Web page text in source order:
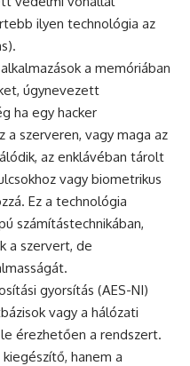
ilyen technológia az
a memóriában
úgynevezett
ha egy hacker
a szerveren, vagy maga az
az enklávéban tárolt
vagy biometrikus
Ez a technológia
számítástechnikában,
a szervert, de
gyorsítás (AES-NI)
vagy a hálózati
érezhetően a rendszert.
hanem a